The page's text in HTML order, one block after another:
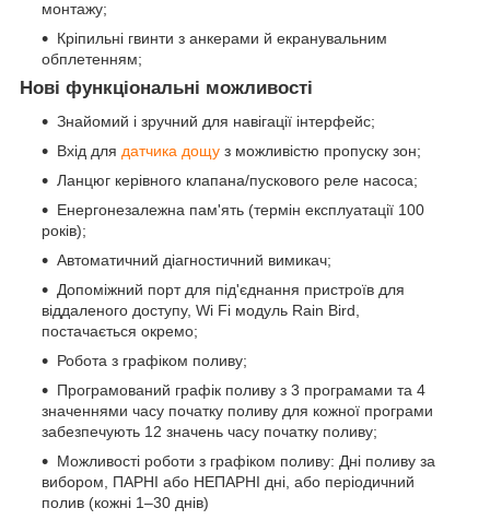
монтажу;
Кріпильні гвинти з анкерами й екранувальним
обплетенням;
Нові функціональні можливості
Знайомий і зручний для навігації інтерфейс;
Вхід для датчика дощу з можливістю пропуску зон;
Ланцюг керівного клапана/пускового реле насоса;
Енергонезалежна пам'ять (термін експлуатації 100
років);
Автоматичний діагностичний вимикач;
Допоміжний порт для під'єднання пристроїв для
віддаленого доступу, Wi Fi модуль Rain Bird,
постачається окремо;
Робота з графіком поливу;
Програмований графік поливу з 3 програмами та 4
значеннями часу початку поливу для кожної програми
забезпечують 12 значень часу початку поливу;
Можливості роботи з графіком поливу: Дні поливу за
вибором, ПАРНІ або НЕПАРНІ дні, або періодичний
полив (кожні 1–30 днів)